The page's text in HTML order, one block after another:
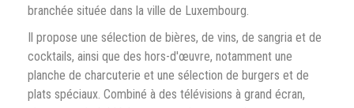
branchée située dans la ville de Luxembourg.
Il propose une sélection de bières, de vins, de sangria et de
cocktails, ainsi que des hors-d'œuvre, notamment une
planche de charcuterie et une sélection de burgers et de
plats spéciaux. Combiné à des télévisions à grand écran,